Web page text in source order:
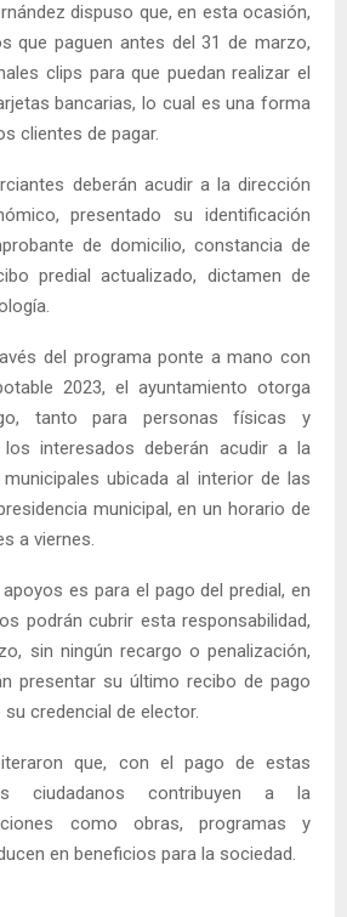
dispuso que, en esta ocasión,
que paguen antes del 31 de marzo,
clips para que puedan realizar el
bancarias, lo cual es una forma
clientes de pagar.
deberán acudir a la dirección
presentado su identificación
de domicilio, constancia de
predial actualizado, dictamen de
del programa ponte a mano con
2023, el ayuntamiento otorga
tanto para personas físicas y
interesados deberán acudir a la
ubicada al interior de las
municipal, en un horario de
a viernes.
es para el pago del predial, en
podrán cubrir esta responsabilidad,
sin ningún recargo o penalización,
presentar su último recibo de pago
credencial de elector.
que, con el pago de estas
ciudadanos contribuyen a la
como obras, programas y
en beneficios para la sociedad.